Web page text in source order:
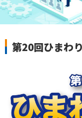
第20回ひまわ